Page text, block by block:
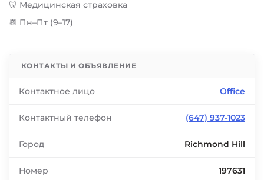
🦷 Медицинская страховка
📆 Пн–Пт (9–17)
КОНТАКТЫ И ОБЪЯВЛЕНИЕ
Контактное лицо Office
Контактный телефон (647) 937-1023
Город Richmond Hill
Номер 197631